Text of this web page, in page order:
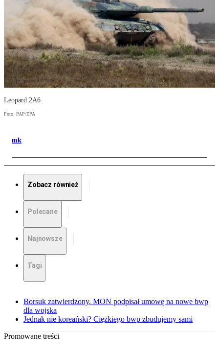
Leopard 2A6
Foto: PAP/EPA
mk
Zobacz również
Polecane
Najnowsze
Tagi
Borsuk zatwierdzony. MON podpisał umowę na nowe bwp
dla wojska
Jednak nie koreański? Ciężkiego bwp zbudujemy sami
Promowane treści